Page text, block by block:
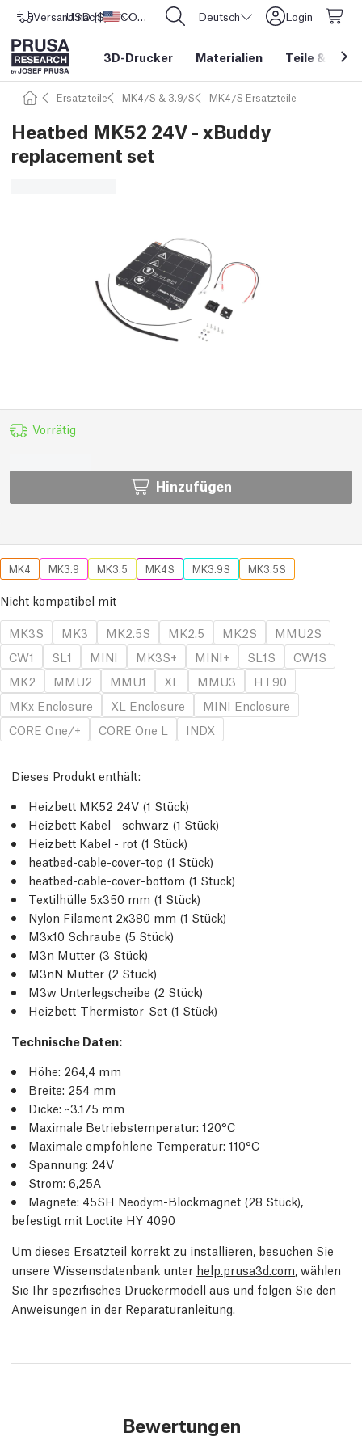
Versand nach Vereinigte Staaten
USD ($) CORE One L: Jetzt auf Lager! Deutsch Login
3D-Drucker Materialien Teile &
Ersatzteile MK4/S & 3.9/S MK4/S Ersatzteile
Heatbed MK52 24V - xBuddy
replacement set
Vorrätig
Hinzufügen
MK4 MK3.9 MK3.5 MK4S MK3.9S MK3.5S
Nicht kompatibel mit
MK3S
MK3 MK2.5S MK2.5 MK2S
MMU2S
CW1
SL1 MINI MK3S+ MINI+ SL1S
CW1S
MK2
MMU2 MMU1 XL MMU3
HT90
MKx Enclosure
XL Enclosure
MINI Enclosure
CORE One/+
CORE One L INDX
Dieses Produkt enthält:
Heizbett MK52 24V (1 Stück)
Heizbett Kabel - schwarz (1 Stück)
Heizbett Kabel - rot (1 Stück)
heatbed-cable-cover-top (1 Stück)
heatbed-cable-cover-bottom (1 Stück)
Textilhülle 5x350 mm (1 Stück)
Nylon Filament 2x380 mm (1 Stück)
M3x10 Schraube (5 Stück)
M3n Mutter (3 Stück)
M3nN Mutter (2 Stück)
M3w Unterlegscheibe (2 Stück)
Heizbett-Thermistor-Set (1 Stück)
Technische Daten:
Höhe: 264,4 mm
Breite: 254 mm
Dicke: ~3.175 mm
Maximale Betriebstemperatur: 120°C
Maximale empfohlene Temperatur: 110°C
Spannung: 24V
Strom: 6,25A
Magnete: 45SH Neodym-Blockmagnet (28 Stück),
befestigt mit Loctite HY 4090
Um dieses Ersatzteil korrekt zu installieren, besuchen Sie
unsere Wissensdatenbank unter help.prusa3d.com, wählen
Sie Ihr spezifisches Druckermodell aus und folgen Sie den
Anweisungen in der Reparaturanleitung.
Bewertungen